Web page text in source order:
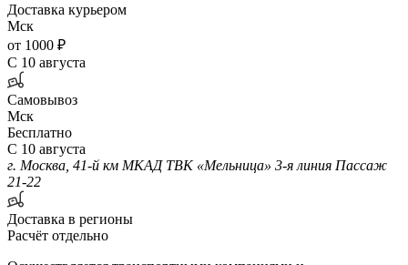
Доставка курьером
Мск
от 1000 ₽
С 10 августа
Самовывоз
Мск
Бесплатно
С 10 августа
г. Москва, 41-й км МКАД ТВК «Мельница» 3-я линия Пассаж
21-22
Доставка в регионы
Расчёт отдельно